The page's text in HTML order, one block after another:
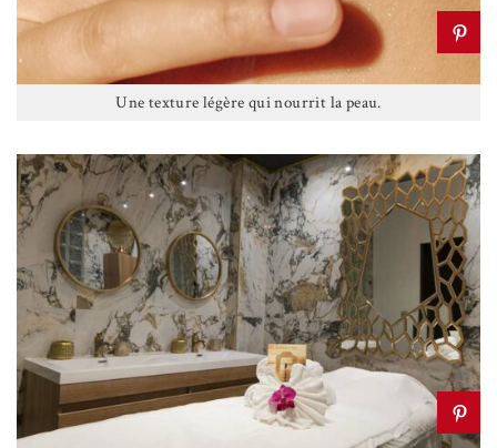
Une texture légère qui nourrit la peau.